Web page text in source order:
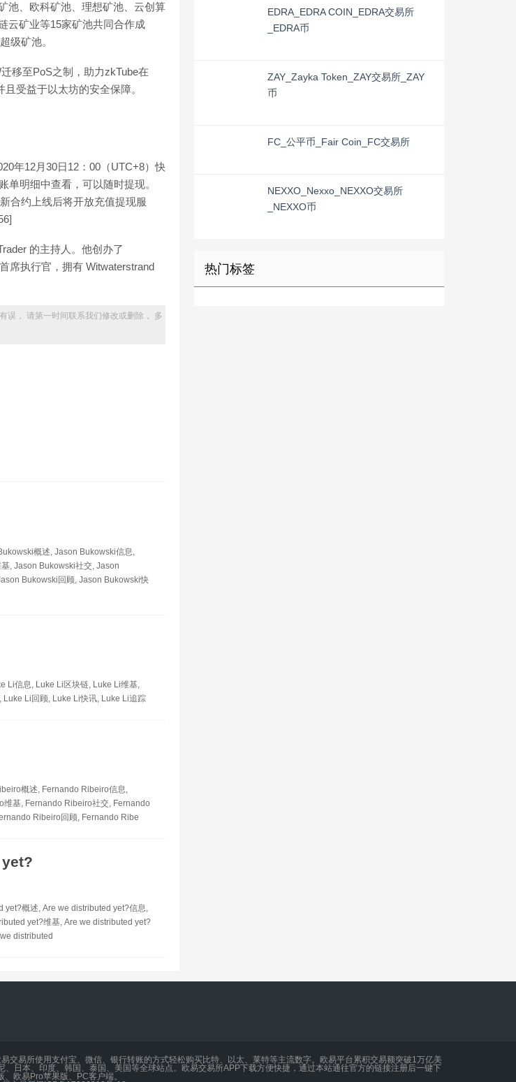
池、欧科矿池、理想矿池、云创算
云矿业等15家矿池共同合作成
级矿池。
移至PoS之制，助力zkTube在
受益于以太坊的安全保障。
年12月30日12：00（UTC+8）快
明细中查看，可以随时提现。
合约上线后将开放充值提现服
的主持人。他创办了
席执行官，拥有 Witwaterstrand
误， 请第一时间联系我们修改或删除， 多
概述, Jason Bukowski信息,
, Jason Bukowski社交, Jason
Bukowski回顾, Jason Bukowski快
Li信息, Luke Li区块链, Luke Li维基,
Li回顾, Luke Li快讯, Luke Li追踪
概述, Fernando Ribeiro信息,
基, Fernando Ribeiro社交, Fernando
Ribeiro回顾, Fernando Ribe
yet?概述, Are we distributed yet?信息,
yet?维基, Are we distributed yet?
distributed
EDRA_EDRA COIN_EDRA交易所
_EDRA币
ZAY_Zayka Token_ZAY交易所_ZAY
币
FC_公平币_Fair Coin_FC交易所
NEXXO_Nexxo_NEXXO交易所
_NEXXO币
热门标签
易所使用支付宝、微信、银行转账的方式轻松购买比特、以太、莱特等主流数字。欧易平台累积交易额突破1万亿美
日本、印度、韩国、泰国、美国等全球站点。欧易交易所APP下载方便快捷，通过本站通往官方的链接注册后一键下
、欧易Pro苹果版、PC客户端。